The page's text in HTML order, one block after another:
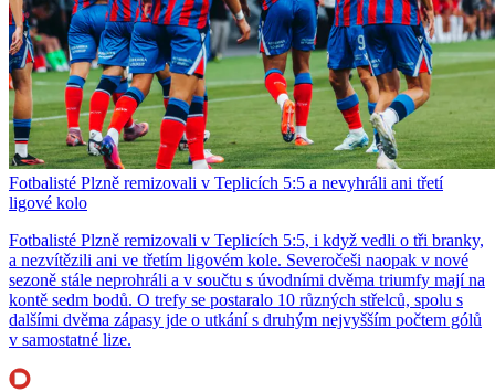
Fotbalisté Plzně remizovali v Teplicích 5:5 a nevyhráli ani třetí
ligové kolo
Fotbalisté Plzně remizovali v Teplicích 5:5, i když vedli o tři branky,
a nezvítězili ani ve třetím ligovém kole. Severočeši naopak v nové
sezoně stále neprohráli a v součtu s úvodními dvěma triumfy mají na
kontě sedm bodů. O trefy se postaralo 10 různých střelců, spolu s
dalšími dvěma zápasy jde o utkání s druhým nejvyšším počtem gólů
v samostatné lize.